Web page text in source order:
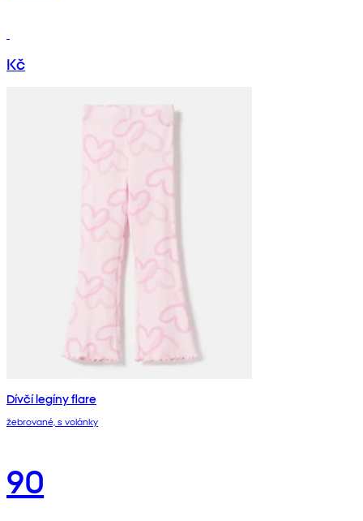
Kč
Dívčí legíny flare
žebrované, s volánky
90